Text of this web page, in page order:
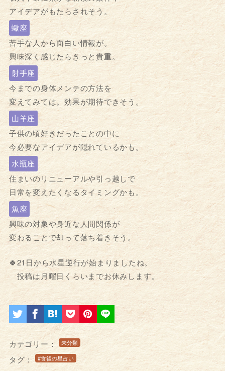
アイデアがもたらされそう。
蠍座
苦手な人から面白い情報が。
興味深く感じたらきっと貴重。
射手座
今までの身体メンテの方法を
変えてみては。効果が期待できそう。
山羊座
子供の頃好きだったことの中に
今必要なアイデアが隠れているかも。
水瓶座
住まいのリニューアルや引っ越しで
日常を変えたくなるタイミングかも。
魚座
興味の対象や身近な人間関係が
変わることで却って落ち着きそう。
🍀21日から水星逆行が始まりましたね。
投稿は月曜日くらいまでお休みします。
カテゴリー： 未分類
タグ： #食後の星占い